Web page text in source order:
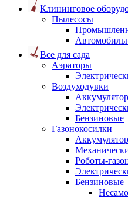
Клининговое
Пылесосы
Все для сада
Аэраторы
Воздуходувки
Бензиновые
Газонокосилки
Роботы-
Бензиновые